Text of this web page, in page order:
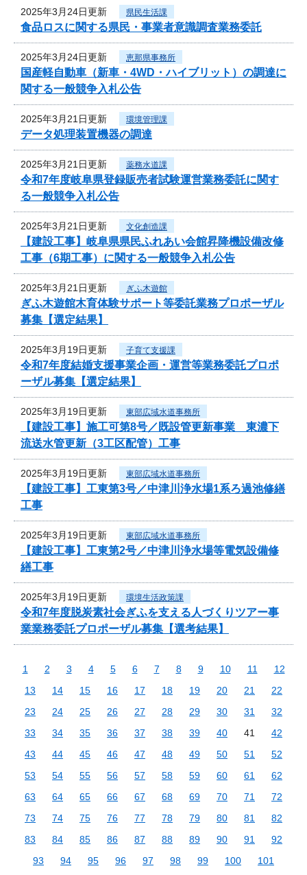
2025年3月24日更新 県民生活課
食品ロスに関する県民・事業者意識調査業務委託
2025年3月24日更新 恵那県事務所
国産軽自動車（新車・4WD・ハイブリット）の調達に
関する一般競争入札公告
2025年3月21日更新 環境管理課
データ処理装置機器の調達
2025年3月21日更新 薬務水道課
令和7年度岐阜県登録販売者試験運営業務委託に関す
る一般競争入札公告
2025年3月21日更新 文化創造課
【建設工事】岐阜県県民ふれあい会館昇降機設備改修
工事（6期工事）に関する一般競争入札公告
2025年3月21日更新 ぎふ木遊館
ぎふ木遊館木育体験サポート等委託業務プロポーザル
募集【選定結果】
2025年3月19日更新 子育て支援課
令和7年度結婚支援事業企画・運営等業務委託プロポ
ーザル募集【選定結果】
2025年3月19日更新 東部広域水道事務所
【建設工事】施工可第8号／既設管更新事業 東濃下
流送水管更新（3工区配管）工事
2025年3月19日更新 東部広域水道事務所
【建設工事】工東第3号／中津川浄水場1系ろ過池修繕
工事
2025年3月19日更新 東部広域水道事務所
【建設工事】工東第2号／中津川浄水場等電気設備修
繕工事
2025年3月19日更新 環境生活政策課
令和7年度脱炭素社会ぎふを支える人づくりツアー事
業業務委託プロポーザル募集【選考結果】
1 2 3 4 5 6 7 8 9 10 11
12
13
14 15 16 17 18 19 20 21
22
23
24 25 26 27 28 29 30 31
32
33
34 35 36 37 38 39 40 41
42
43
44 45 46 47 48 49 50 51
52
53
54 55 56 57 58 59 60 61
62
63
64 65 66 67 68 69 70 71
72
73
74 75 76 77 78 79 80 81
82
83
84 85 86 87 88 89 90 91
92
93
94 95 96 97 98 99 100
101